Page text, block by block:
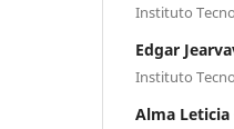
Instituto
Edgar
Instituto
Alma Leticia